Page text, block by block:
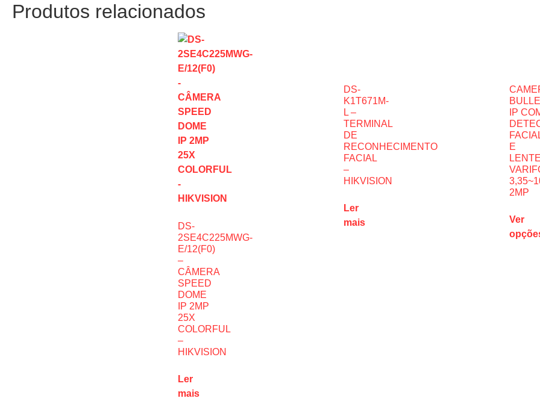
Produtos relacionados
DS-
2SE4C225MWG-
E/12(F0)
–
CÂMERA
SPEED
DOME
IP 2MP
25X
COLORFUL
–
HIKVISION
Ler
mais
DS-
K1T671M-
L –
TERMINAL
DE
RECONHECIMENTO
FACIAL
–
HIKVISION
Ler
mais
IP
E
LENTE
2MP
Ver